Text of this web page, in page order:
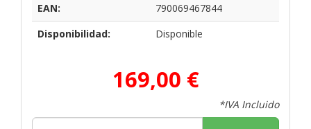
EAN:
790069467844
Disponibilidad:
Disponible
169,00 €
*IVA Incluido